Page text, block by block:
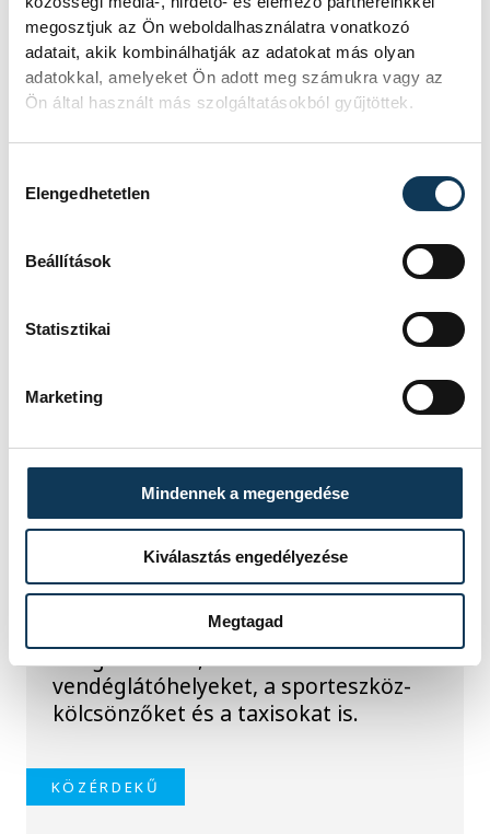
megosztjuk az Ön weboldalhasználatra vonatkozó
adatait, akik kombinálhatják az adatokat más olyan
adatokkal, amelyeket Ön adott meg számukra vagy az
Ön által használt más szolgáltatásokból gyűjtöttek.
Elengedhetetlen
Beállítások
Statisztikai
Marketing
Mindennek a megengedése
Kiválasztás engedélyezése
Megtagad
TOVÁBBI CIKKEK
KÖZÉRDEKŰ
forgalomkorlátozás a
KÖZÉRDEKŰ
Rengeteg
a NAV a Balatonnál
A Nemzeti Adó- és Vámhivatal nyári
ellenőrzéssorozatában július
óta Somogy, Veszprém és Zala
vármegyében vizsgálják a
legforgalmasabb nyári
szolgáltatókat, köztük a
vendéglátóhelyeket, a sporteszköz-
kölcsönzőket és a taxisokat is.
KÖZÉRDEKŰ